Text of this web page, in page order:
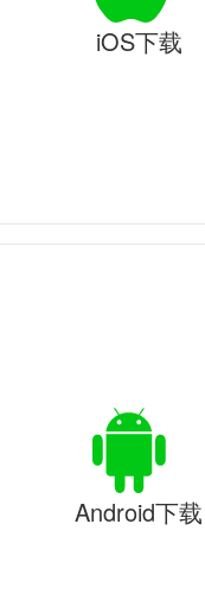
iOS下载
Android下载